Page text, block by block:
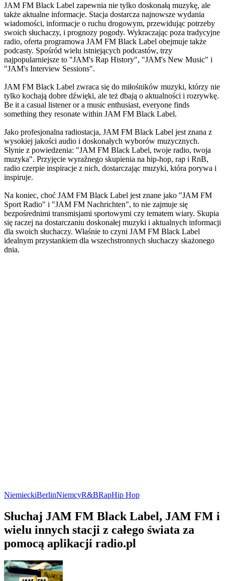
JAM FM Black Label zapewnia nie tylko doskonałą muzykę, ale
także aktualne informacje. Stacja dostarcza najnowsze wydania
wiadomości, informacje o ruchu drogowym, przewidując potrzeby
swoich słuchaczy, i prognozy pogody. Wykraczając poza tradycyjne
radio, oferta programowa JAM FM Black Label obejmuje także
podcasty. Spośród wielu istniejących podcastów, trzy
najpopularniejsze to "JAM's Rap History", "JAM's New Music" i
"JAM's Interview Sessions".
JAM FM Black Label zwraca się do miłośników muzyki, którzy nie
tylko kochają dobre dźwięki, ale też dbają o aktualności i rozrywkę.
Be it a casual listener or a music enthusiast, everyone finds
something they resonate within JAM FM Black Label.
Jako profesjonalna radiostacja, JAM FM Black Label jest znana z
wysokiej jakości audio i doskonałych wyborów muzycznych.
Słynie z powiedzenia: "JAM FM Black Label, twoje radio, twoja
muzyka". Przyjęcie wyraźnego skupienia na hip-hop, rap i RnB,
radio czerpie inspiracje z nich, dostarczając muzyki, która porywa i
inspiruje.
Na koniec, choć JAM FM Black Label jest znane jako "JAM FM
Sport Radio" i "JAM FM Nachrichten", to nie zajmuje się
bezpośrednimi transmisjami sportowymi czy tematem wiary. Skupia
się raczej na dostarczaniu doskonałej muzyki i aktualnych informacji
dla swoich słuchaczy. Właśnie to czyni JAM FM Black Label
idealnym przystankiem dla wszechstronnych słuchaczy skażonego
dnia.
NiemieckiBerlinNiemcyR&BRapHip Hop
Słuchaj JAM FM Black Label, JAM FM i
wielu innych stacji z całego świata za
pomocą aplikacji radio.pl